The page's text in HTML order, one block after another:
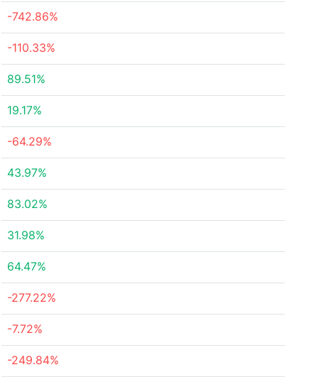
-742.86%
-110.33%
89.51%
19.17%
-64.29%
43.97%
83.02%
31.98%
64.47%
-277.22%
-7.72%
-249.84%